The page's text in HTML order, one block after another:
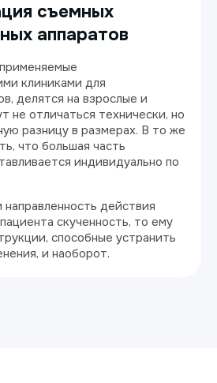
съемных
аппаратов
клиниками для
делятся на взрослые и
не отличаться технически, но
разницу в размерах. В то же
что большая часть
индивидуально по
действия
скученность, то ему
способные устранить
и наоборот.